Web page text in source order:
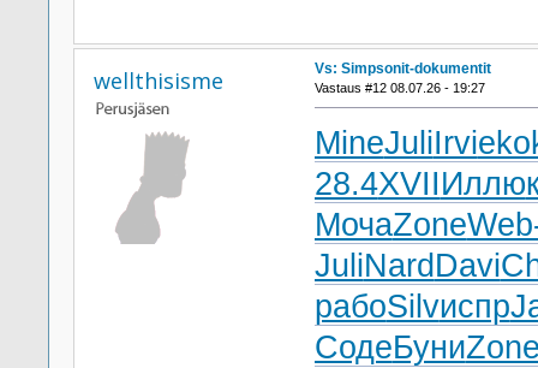
wellthisisme Vs: Simpsonit-dokumentit
Vastaus #12 08.07.26 - 19:27
MineJuliIrvi
28.4XVIIИллю
МочаZone
JuliNard Davi
рабоSilvиспр
СодеБуни